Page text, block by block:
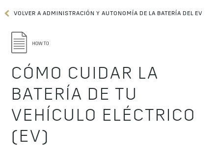
VOLVER A ADMINISTRACIÓN Y AUTONOMÍA DE LA BATERÍA DEL EV
CÓMO CUIDAR LA
BATERÍA DE TU
VEHÍCULO ELÉCTRICO
(EV)